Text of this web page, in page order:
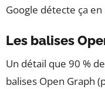
Google détecte ça
Les balises
Un détail que 90 %
balises Open Graph